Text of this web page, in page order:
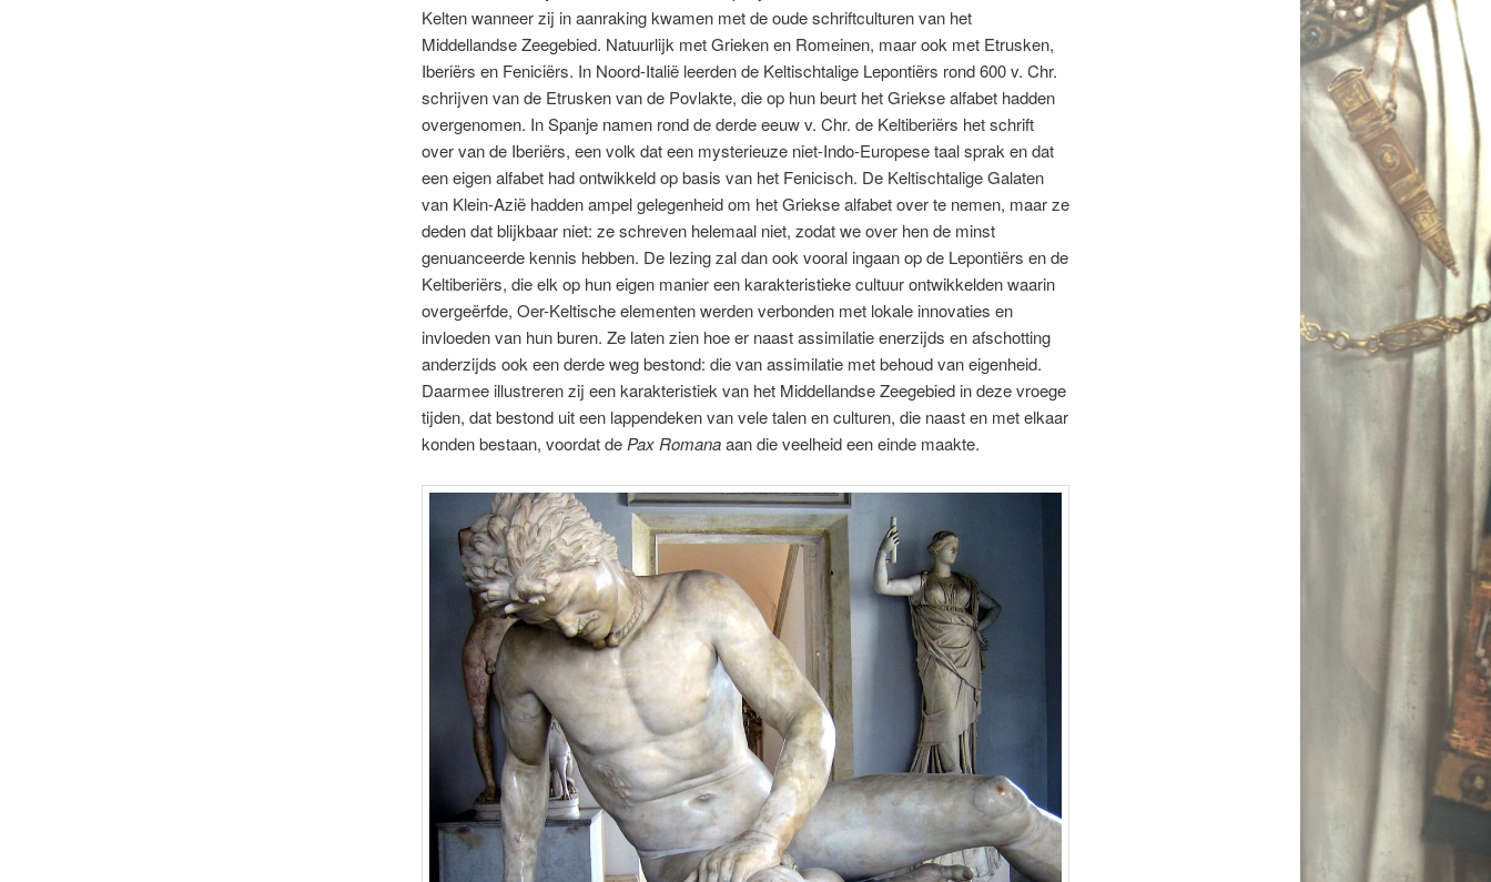
Kelten wanneer zij in aanraking kwamen met de oude schriftculturen van het
Middellandse Zeegebied. Natuurlijk met Grieken en Romeinen, maar ook met Etrusken,
Iberiërs en Feniciërs. In Noord-Italië leerden de Keltischtalige Lepontiërs rond 600 v. Chr.
schrijven van de Etrusken van de Povlakte, die op hun beurt het Griekse alfabet hadden
overgenomen. In Spanje namen rond de derde eeuw v. Chr. de Keltiberiërs het schrift
over van de Iberiërs, een volk dat een mysterieuze niet-Indo-Europese taal sprak en dat
een eigen alfabet had ontwikkeld op basis van het Fenicisch. De Keltischtalige Galaten
van Klein-Azië hadden ampel gelegenheid om het Griekse alfabet over te nemen, maar ze
deden dat blijkbaar niet: ze schreven helemaal niet, zodat we over hen de minst
genuanceerde kennis hebben. De lezing zal dan ook vooral ingaan op de Lepontiërs en de
Keltiberiërs, die elk op hun eigen manier een karakteristieke cultuur ontwikkelden waarin
overgeërfde, Oer-Keltische elementen werden verbonden met lokale innovaties en
invloeden van hun buren. Ze laten zien hoe er naast assimilatie enerzijds en afschotting
anderzijds ook een derde weg bestond: die van assimilatie met behoud van eigenheid.
Daarmee illustreren zij een karakteristiek van het Middellandse Zeegebied in deze vroege
tijden, dat bestond uit een lappendeken van vele talen en culturen, die naast en met elkaar
konden bestaan, voordat dePax Romanaaan die veelheid een einde maakte.